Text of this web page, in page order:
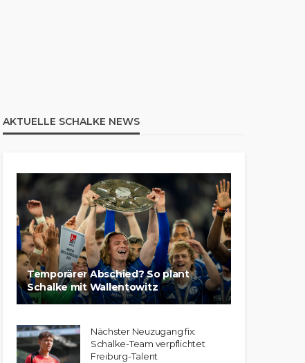
AKTUELLE SCHALKE NEWS
Temporärer Abschied? So plant
Schalke mit Wallentowitz
Nächster Neuzugang fix:
Schalke-Team verpflichtet
Freiburg-Talent